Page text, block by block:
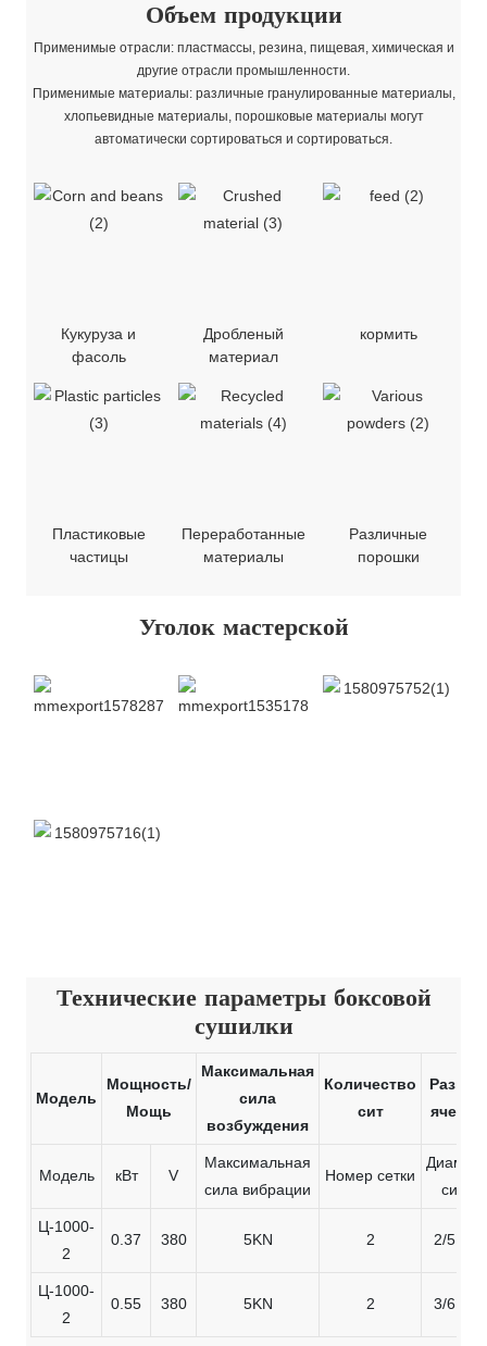
Объем продукции
Применимые отрасли: пластмассы, резина, пищевая, химическая и
другие отрасли промышленности.
Применимые материалы: различные гранулированные материалы,
хлопьевидные материалы, порошковые материалы могут
автоматически сортироваться и сортироваться.
Кукуруза и
фасоль
Дробленый
материал
кормить
Пластиковые
частицы
Переработанные
материалы
Различные
порошки
Уголок мастерской
Технические параметры боксовой
сушилки
Модель
Мощность/
Мощь
Максимальная
сила
возбуждения
Количество
сит
Размер
ячейки
Модель кВт V
Максимальная
сила вибрации
Номер сетки
сита
Ц-1000-
2
0.37 380 5KN 2 2/5MM
Ц-1000-
2
0.55 380 5KN 2 3/6MM